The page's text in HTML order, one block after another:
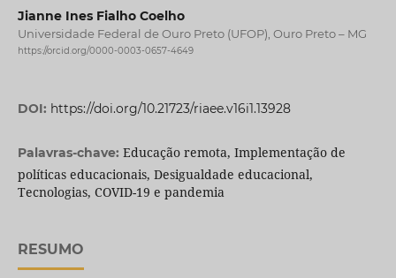
Jianne Ines Fialho Coelho
Universidade Federal de Ouro Preto (UFOP), Ouro Preto – MG
https://orcid.org/0000-0003-0657-4649
DOI: https://doi.org/10.21723/riaee.v16i1.13928
Palavras-chave: Educação remota, Implementação de
políticas educacionais, Desigualdade educacional,
Tecnologias, COVID-19 e pandemia
RESUMO